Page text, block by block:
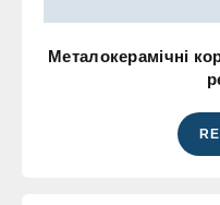
Металокерамічні